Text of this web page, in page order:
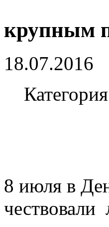
крупным
18.07.2016
8 июля в